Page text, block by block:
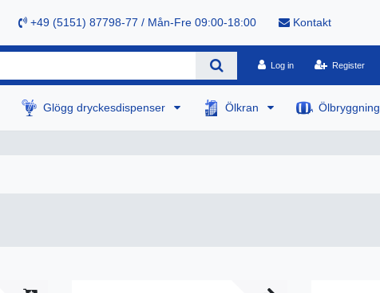
+49 (5151) 87798-77 / Mån-Fre 09:00-18:00 Kontakt
Log in Register
Glögg dryckesdispenser Ölkran Ölbryggning